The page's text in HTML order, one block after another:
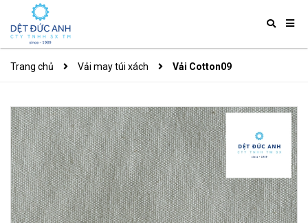
Trang chủ Vải may túi xách Vải Cotton09